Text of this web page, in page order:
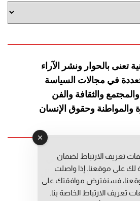
تعنى بالحوار ونشر الآراء
في مجالات السياسة
والثقافة والفن
والمواطنة وحقوق الإنسان
عبد الرحيم التوراني
المساعد: المعطي قبال
فاطمة حوحو
تعريف الارتباط لضمان
لك على موقعنا. إذا واصلت
فسنفترض موافقتك على
تعريف الارتباط الخاصة بنا.